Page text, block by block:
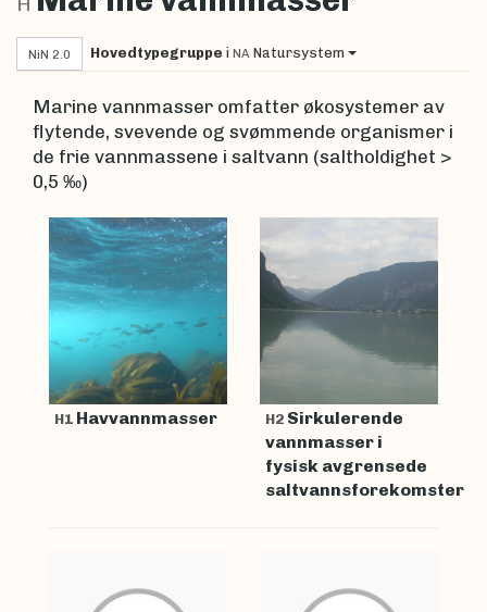
NiN 2.0 Hovedtypegruppe i NA Natursystem
Marine vannmasser omfatter økosystemer av
flytende, svevende og svømmende organismer i
de frie vannmassene i saltvann (saltholdighet >
0,5 ‰)
H1 Havvannmasser H2 Sirkulerende
vannmasser i
fysisk avgrensede
saltvannsforekomster